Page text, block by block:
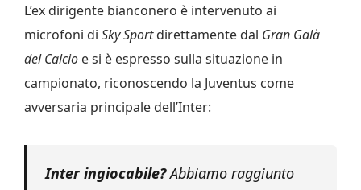
L’ex dirigente bianconero è intervenuto ai
microfoni di Sky Sportdirettamente dal Gran Galà
del Calcio e si è espresso sulla situazione in
campionato, riconoscendo la Juventus come
avversaria principale dell’Inter:
Inter ingiocabile?Abbiamo raggiunto